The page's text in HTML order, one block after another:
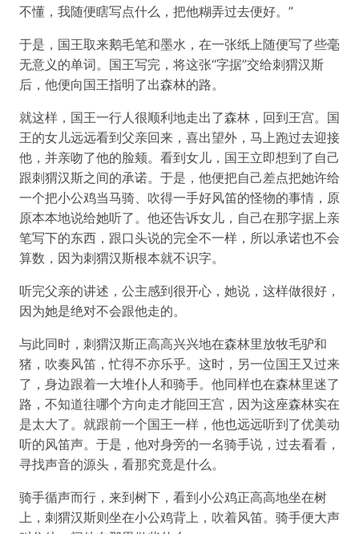
不懂，我随便瞎写点什么，把他糊弄过去便好。”
于是，国王取来鹅毛笔和墨水，在一张纸上随便写了些毫
无意义的单词。国王写完，将这张“字据”交给刺猬汉斯
后，他便向国王指明了出森林的路。
就这样，国王一行人很顺利地走出了森林，回到王宫。国
王的女儿远远看到父亲回来，喜出望外，马上跑过去迎接
他，并亲吻了他的脸颊。看到女儿，国王立即想到了自己
跟刺猬汉斯之间的承诺。于是，他便把自己差点把她许给
一个把小公鸡当马骑、吹得一手好风笛的怪物的事情，原
原本本地说给她听了。他还告诉女儿，自己在那字据上亲
笔写下的东西，跟口头说的完全不一样，所以承诺也不会
算数，因为刺猬汉斯根本就不识字。
听完父亲的讲述，公主感到很开心，她说，这样做很好，
因为她是绝对不会跟他走的。
与此同时，刺猬汉斯正高高兴兴地在森林里放牧毛驴和
猪，吹奏风笛，忙得不亦乐乎。这时，另一位国王又过来
了，身边跟着一大堆仆人和骑手。他同样也在森林里迷了
路，不知道往哪个方向走才能回王宫，因为这座森林实在
是太大了。就跟前一个国王一样，他也远远听到了优美动
听的风笛声。于是，他对身旁的一名骑手说，过去看看，
寻找声音的源头，看那究竟是什么。
骑手循声而行，来到树下，看到小公鸡正高高地坐在树
上，刺猬汉斯则坐在小公鸡背上，吹着风笛。骑手便大声